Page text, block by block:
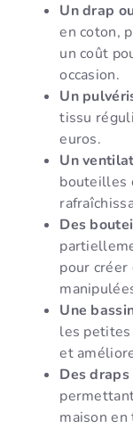
Un drap
en coton,
un coût
occasion.
Un
tissu
euros.
Un
bouteilles
Des
pour créer
Une
les petites
et
Des
maison